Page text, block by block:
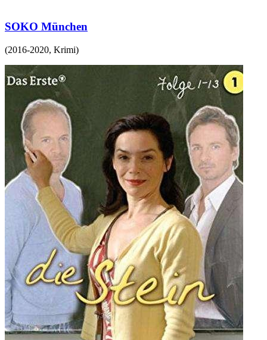
SOKO München
(2016-2020, Krimi)